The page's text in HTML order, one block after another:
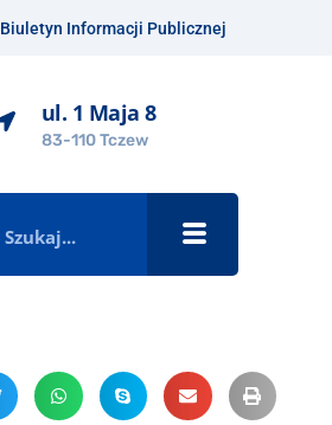
Biuletyn Informacji Publicznej
ul. 1 Maja 8
83-110 Tczew